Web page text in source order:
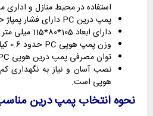
استفاده در محیط منازل و اداری
پمپ درین PC دارای فشار پمپاژ حداکثر 1.4 متر است.
دارای ابعاد 105*80*115 میلی متر است.
وزن پمپ هوپی PC حدود 0.6 کیلوگرم می‌باشد.
توان مصرفی پمپ درین هوپی PC معادل 11 وات است.
نصب آسان و نیاز به نگهداری
هوپی است.
نحوه انتخاب پمپ درین